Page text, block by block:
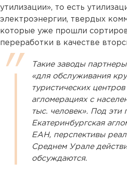
утилизации», то есть
электроэнергии, твердых
которые уже прошли
переработки в качестве
Такие заводы
«для обслуживания
туристических
агломерациях с
тыс. человек». Под эти
Екатеринбургская
ЕАН, перспективы
Среднем Урале
обсуждаются.